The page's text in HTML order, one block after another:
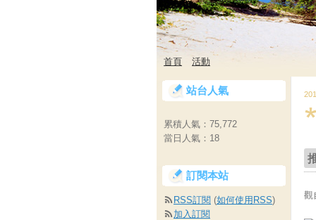
首頁 活動
觀
站台人氣
累積人氣： 75,772
當日人氣： 18
訂閱本站
RSS訂閱 (如何使用RSS)
加入訂閱